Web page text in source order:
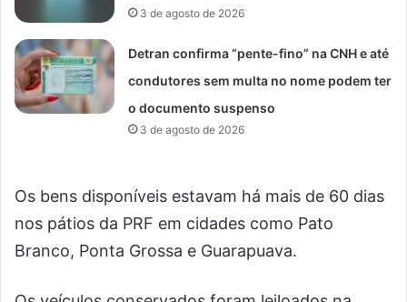
3 de agosto de 2026
Detran confirma “pente-fino” na CNH e até
condutores sem multa no nome podem ter
o documento suspenso
3 de agosto de 2026
Os bens disponíveis estavam há mais de 60 dias
nos pátios da PRF em cidades como Pato
Branco, Ponta Grossa e Guarapuava.